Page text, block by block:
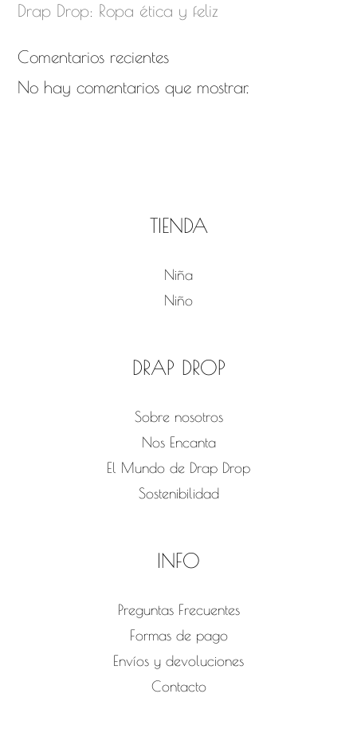
Drap Drop: Ropa ética y feliz
Comentarios recientes
No hay comentarios que mostrar.
TIENDA
Niña
Niño
DRAP DROP
Sobre nosotros
Nos Encanta
El Mundo de Drap Drop
Sostenibilidad
INFO
Preguntas Frecuentes
Formas de pago
Envíos y devoluciones
Contacto